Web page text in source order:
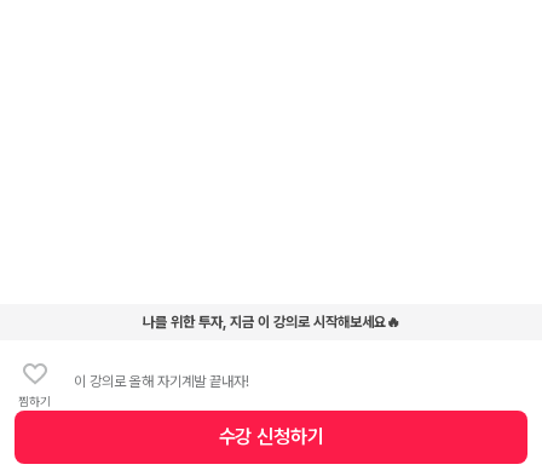
찜하기
나를 위한 투자, 지금 이 강의로 시작해보세요🔥
이 강의로 올해 자기계발 끝내자!
수강 신청하기